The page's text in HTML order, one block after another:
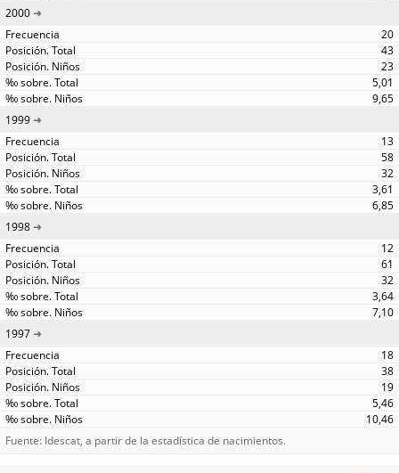
2000
20
43
23
5,01
9,65
1999
13
58
32
3,61
6,85
1998
12
61
32
3,64
7,10
1997
18
38
19
5,46
10,46
Fuente: Idescat, a partir de la estadística de nacimientos.